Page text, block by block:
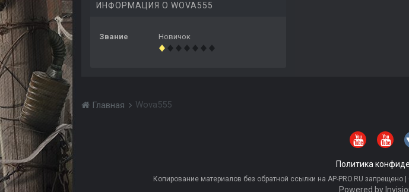
ИНФОРМАЦИЯ О WOVA555
Звание Новичок
Главная Wova555
Политика
Копирование материалов без обратной ссылки на AP-PRO.RU запрещено
Powered by